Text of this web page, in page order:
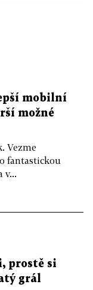
mobilní
možné
Vezme
fantastickou
v...
prostě si
grál